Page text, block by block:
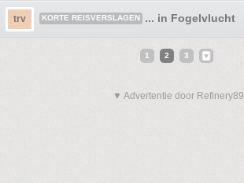
trv KORTE REISVERSLAGEN ... in Fogelvlucht
1 2 3
▼ Advertentie door Refinery89